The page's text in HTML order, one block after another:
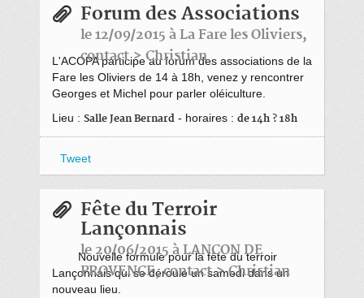
Forum des Associations
le 12/09/2015 à La Fare les Oliviers,
contact > Christian
L'ACOPA participe au forum des associations de la
Fare les Oliviers de 14 à 18h, venez y rencontrer
Georges et Michel pour parler oléiculture.
Lieu : Salle Jean Bernard - horaires : de 14h ? 18h
Tweet
Fête du Terroir
Lançonnais
le 20/06/2015 à LANCON DE
PROVENCE, contact > Christian
Nouvelle formule pour la fête du terroir
Lançonnais qui se déroule un samedi dans un
nouveau lieu.